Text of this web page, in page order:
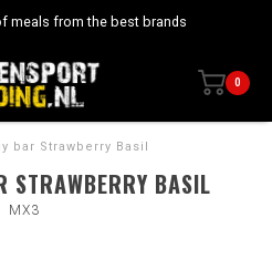
meals from the best brands
0
bar Strawberry Basil
STRAWBERRY BASIL
MX3